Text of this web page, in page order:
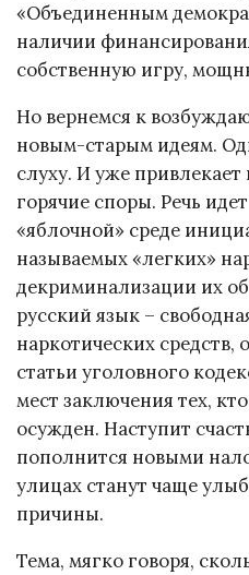
«Объединенным
наличии
собственную игру,
Но вернемся к
новым-старым идеям.
слуху. И уже
горячие споры. Речь
«яблочной» среде
называемых «легких»
декриминализации их
русский язык –
наркотических средств,
статьи уголовного
мест заключения тех,
осужден. Наступит
пополнится новыми
улицах станут чаще
причины.
Тема, мягко говоря,